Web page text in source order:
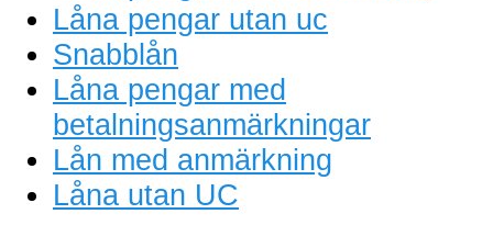
Låna pengar utan uc
Snabblån
Låna pengar med
betalningsanmärkningar
Lån med anmärkning
Låna utan UC